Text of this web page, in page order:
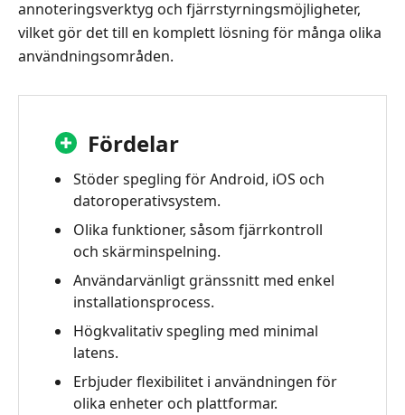
annoteringsverktyg och fjärrstyrningsmöjligheter,
vilket gör det till en komplett lösning för många olika
användningsområden.
Fördelar
Stöder spegling för Android, iOS och
datoroperativsystem.
Olika funktioner, såsom fjärrkontroll
och skärminspelning.
Användarvänligt gränssnitt med enkel
installationsprocess.
Högkvalitativ spegling med minimal
latens.
Erbjuder flexibilitet i användningen för
olika enheter och plattformar.